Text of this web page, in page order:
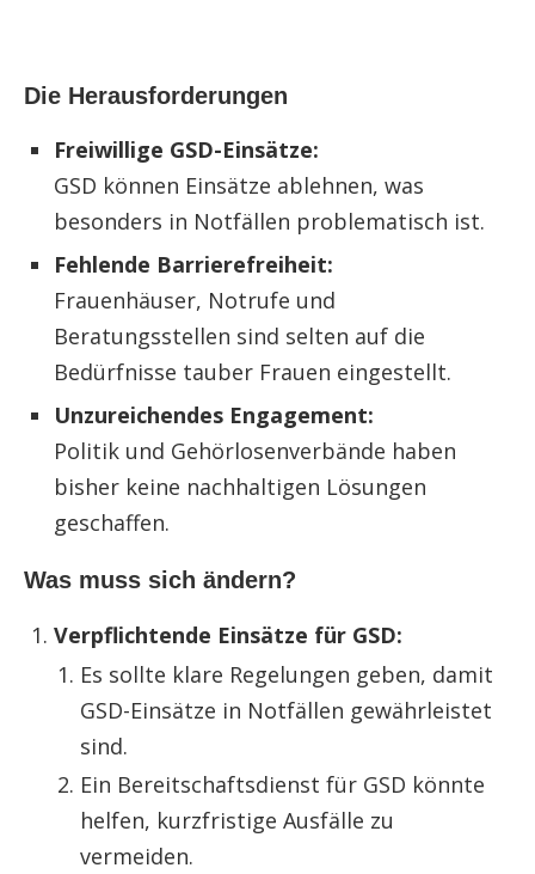
Die Herausforderungen
Freiwillige GSD-Einsätze:
GSD können Einsätze ablehnen, was
besonders in Notfällen problematisch ist.
Fehlende Barrierefreiheit:
Frauenhäuser, Notrufe und
Beratungsstellen sind selten auf die
Bedürfnisse tauber Frauen eingestellt.
Unzureichendes Engagement:
Politik und Gehörlosenverbände haben
bisher keine nachhaltigen Lösungen
geschaffen.
Was muss sich ändern?
Verpflichtende Einsätze für GSD:
Es sollte klare Regelungen geben, damit
GSD-Einsätze in Notfällen gewährleistet
sind.
Ein Bereitschaftsdienst für GSD könnte
helfen, kurzfristige Ausfälle zu
vermeiden.